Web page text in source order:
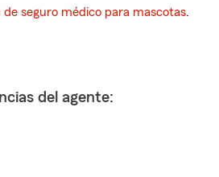
de seguro médico para mascotas.
del agente: